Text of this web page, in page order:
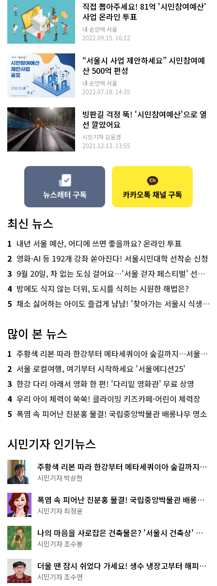
직접 뽑아주세요! 81억 '시민참여예산'
사업 온라인 투표
내 손안에 서울
2022.09.15. 16:12
“서울시 사업 제안하세요” 시민참여예
산 500억 편성
내 손안에 서울
2022.07.18. 14:35
빙판길 걱정 뚝! '시민참여예산'으로 열
선 깔았어요
시민기자 김윤경
2021.12.13. 13:55
최신 뉴스
1 내년 서울 예산, 어디에 쓰면 좋을까요? 온라인 투표
2 영화·AI 등 192개 강좌 쏟아진다! 서울시민대학 선착순 신청
3 9월 20일, 차 없는 도심 걸어요…'서울 걷자 페스티벌' 선착순 5천명
4 밤에도 식지 않는 더위, 도시를 식히는 시원한 해법은?
5 채소 싫어하는 아이도 즐겁게 냠냠! '찾아가는 서울시 식생활 교육' 현장
많이 본 뉴스
1 주황색 리본 따라 한강부터 메타세쿼이아 숲길까지…서울둘레길 15코스
2 서울 로컬여행, 여기부터 시작하세요 '서울에디션25'
3 한강 다리 아래서 영화 한 편! '다리밑 영화관' 무료 상영
4 우리 아이 체력이 쑥쑥! 클라이밍 키즈카페·어린이 체력장
5 폭염 속 피어난 진분홍 물결! 국립중앙박물관 배롱나무 명소
시민기자 인기뉴스
주황색 리본 따라 한강부터 메타세쿼이아 숲길까지…
서울둘레길 15코스
시민기자 박상현
폭염 속 피어난 진분홍 물결! 국립중앙박물관 배롱나
무 명소
시민기자 최정윤
나의 마음을 사로잡은 건축물은? '서울시 건축상' 수
상작 공개!
시민기자 조수봉
더울 땐 잠시 쉬었다 가세요! 생수 냉장고부터 해피소
·무더위쉼터까지
시민기자 조수연